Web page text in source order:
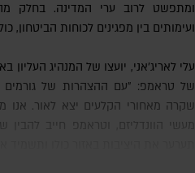
ומתפשט לרוב ערי המדינה. בחלק
ועימותים בין מפגינים לכוחות הביטחון,
עלי לאריג'אני, יועצו של המנהיג העליון באיראן, עלי ח'מינאי, הגיב ב-X לפוסט
של טראמפ: "עם ההצהרות של גורמים
שקרה מאחורי הקלעים יצא לאור. אנו
מעשי הוונדליזם, וטראמפ חייב להבין